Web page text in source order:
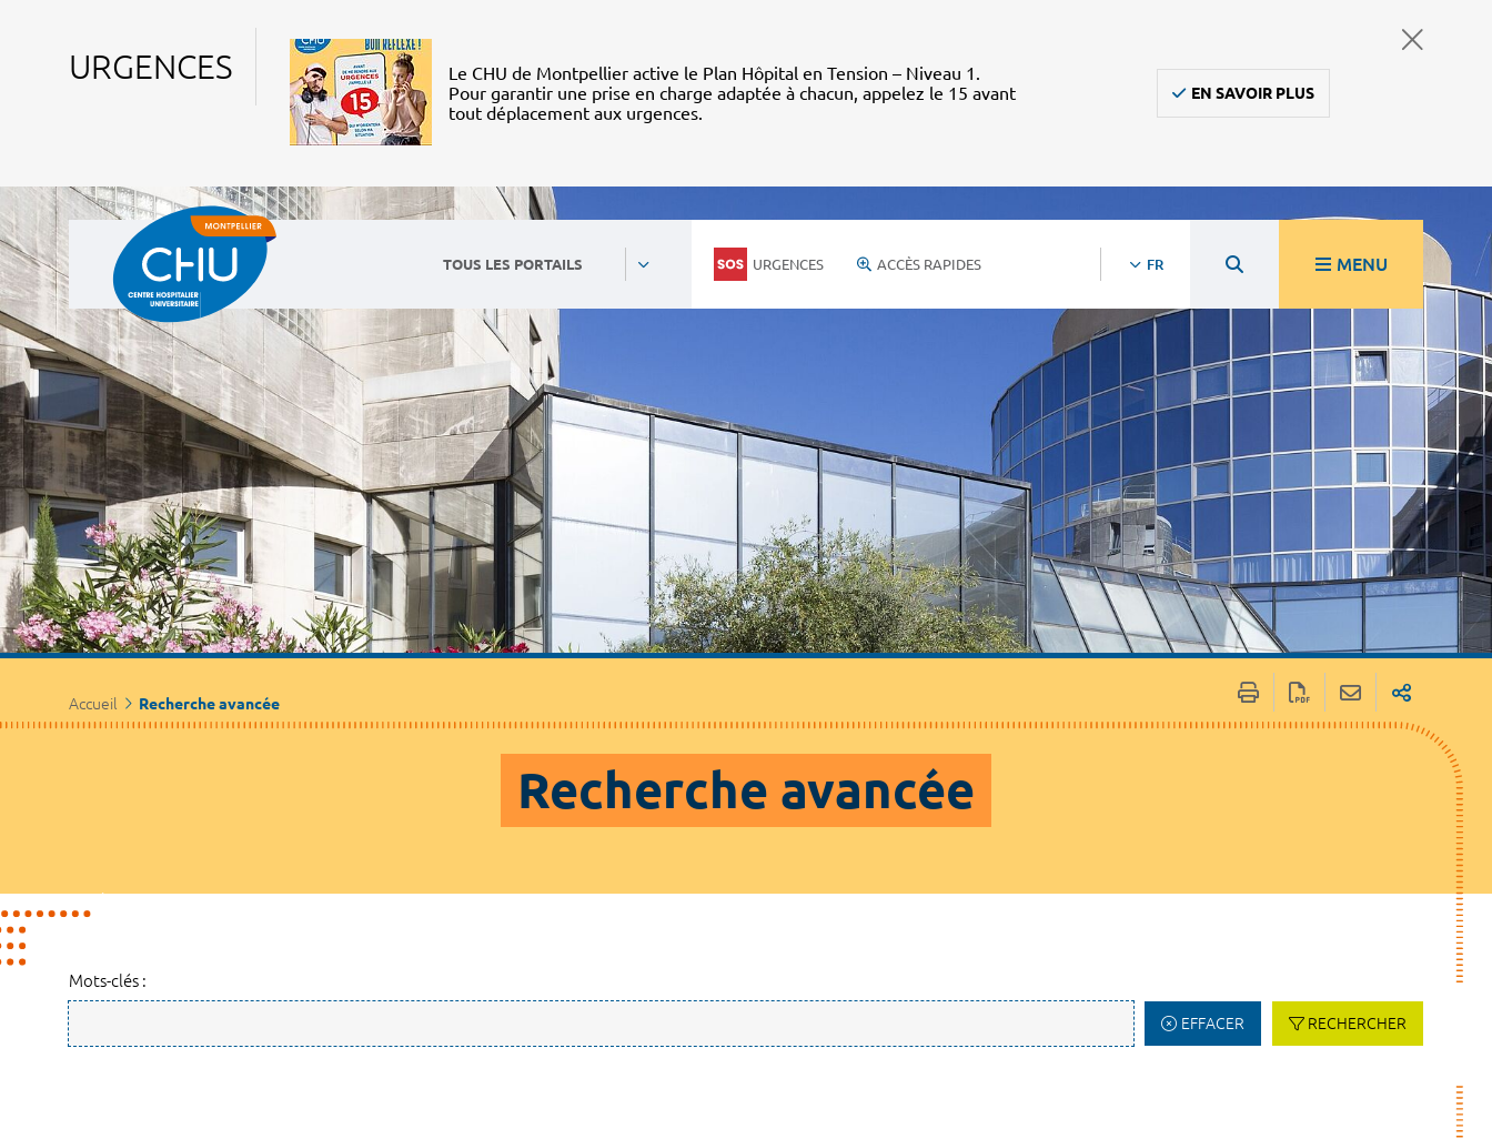
URGENCES
Le CHU de Montpellier active le Plan Hôpital en Tension – Niveau 1.
Pour garantir une prise en charge adaptée à chacun, appelez le 15 avant
tout déplacement aux urgences.
EN SAVOIR PLUS
TOUS LES PORTAILS URGENCES ACCÈS RAPIDES FR MENU
Accueil Recherche avancée
Recherche avancée
Mots-clés :
EFFACER RECHERCHER